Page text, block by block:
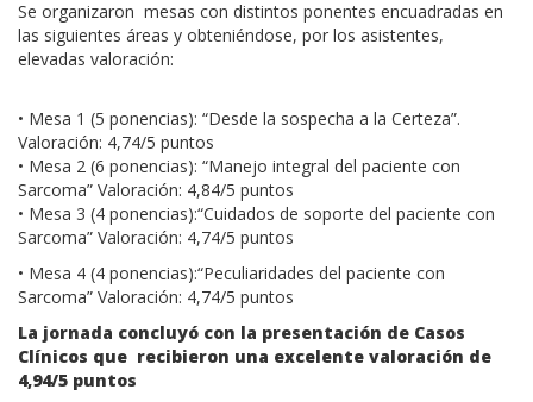
Se organizaron mesas con distintos ponentes encuadradas en
las siguientes áreas y obteniéndose, por los asistentes,
elevadas valoración:
• Mesa 1 (5 ponencias): “Desde la sospecha a la Certeza”.
Valoración: 4,74/5 puntos
• Mesa 2 (6 ponencias): “Manejo integral del paciente con
Sarcoma” Valoración: 4,84/5 puntos
• Mesa 3 (4 ponencias):“Cuidados de soporte del paciente con
Sarcoma” Valoración: 4,74/5 puntos
• Mesa 4 (4 ponencias):“Peculiaridades del paciente con
Sarcoma” Valoración: 4,74/5 puntos
La jornada concluyó con la presentación de Casos
Clínicos que recibieron una excelente valoración de
4,94/5 puntos